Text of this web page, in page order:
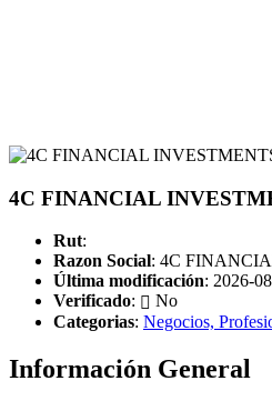
4C FINANCIAL
Rut:
Razon Social: 4C
Última modificación: 2026-
Verificado:
No
Categorias: Negocios,
Información General